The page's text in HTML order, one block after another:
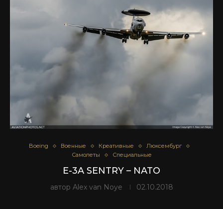
Boeing Военные Креативные
Люксембург
Самолеты
Специальные
E-3A SENTRY – NATO
автор Alex van Noye 02.10.2018